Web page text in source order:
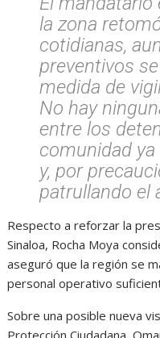
la zona
cotidianas,
preventivos
medida de
No hay
entre los
comunidad
y, por
patrullando el
Respecto a reforzar la
Sinaloa, Rocha Moya
aseguró que la región se
personal operativo
Sobre una posible nueva
Protección Ciudadana,